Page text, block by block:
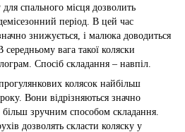
спального місця дозволить
період. В цей час
знижується, і малюка доводиться
вага такої коляски
Спосіб складання – навпіл.
колясок найбільш
Вони відрізняються значно
зручним способом складання.
дозволять скласти коляску у